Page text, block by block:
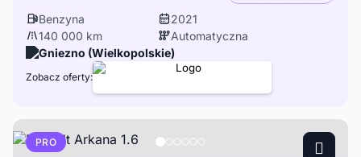
Benzyna
2021
140 000 km
Automatyczna
Gniezno (Wielkopolskie)
Zobacz oferty:
PRO